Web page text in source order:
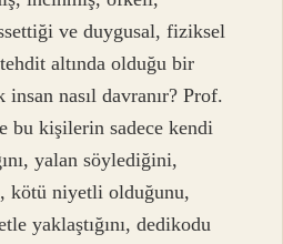
ve duygusal, fiziksel
tehdit altında olduğu bir
nasıl davranır? Prof.
kişilerin sadece kendi
yalan söylediğini,
kötü niyetli olduğunu,
yaklaştığını, dedikodu